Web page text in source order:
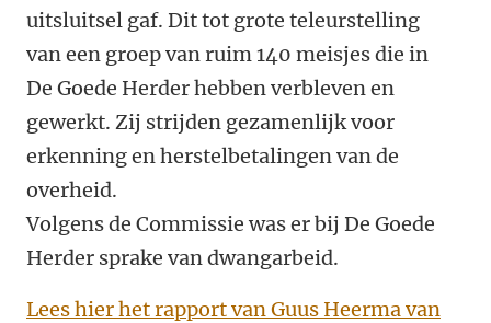
uitsluitsel gaf. Dit tot grote teleurstelling
van een groep van ruim 140 meisjes die in
De Goede Herder hebben verbleven en
gewerkt. Zij strijden gezamenlijk voor
erkenning en herstelbetalingen van de
overheid.
Volgens de Commissie was er bij De Goede
Herder sprake van dwangarbeid.
Lees hier het rapport van Guus Heerma van